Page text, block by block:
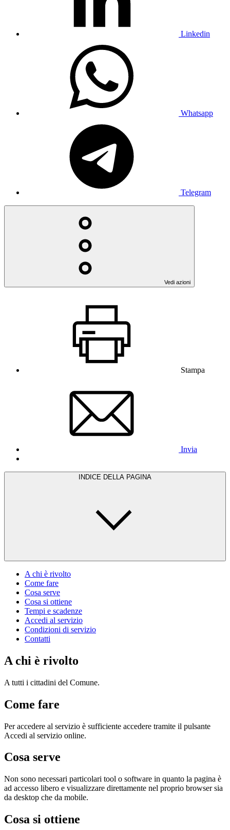
Linkedin
Whatsapp
Telegram
Vedi azioni
Stampa
Invia
INDICE DELLA PAGINA
A chi è rivolto
Come fare
Cosa serve
Cosa si ottiene
Tempi e scadenze
Accedi al servizio
Condizioni di servizio
Contatti
A chi è rivolto
A tutti i cittadini del Comune.
Come fare
Per accedere al servizio è sufficiente accedere tramite il pulsante
Accedi al servizio online.
Cosa serve
Non sono necessari particolari tool o software in quanto la pagina è
ad accesso libero e visualizzare direttamente nel proprio browser sia
da desktop che da mobile.
Cosa si ottiene